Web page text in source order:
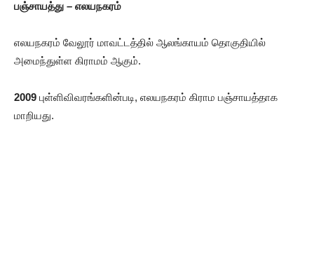
பஞ்சாயத்து – எலயநகரம்
எலயநகரம் வேலூர் மாவட்டத்தில் ஆலங்காயம் தொகுதியில்
அமைந்துள்ள கிராமம் ஆகும்.
2009 புள்ளிவிவரங்களின்படி, எலயநகரம் கிராம பஞ்சாயத்தாக
மாறியது.